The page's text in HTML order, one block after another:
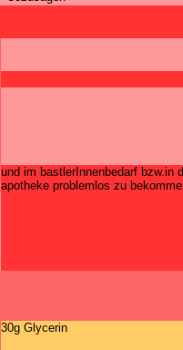
und im bastlerInnenbedarf bzw.in
apotheke problemlos zu
30g Glycerin